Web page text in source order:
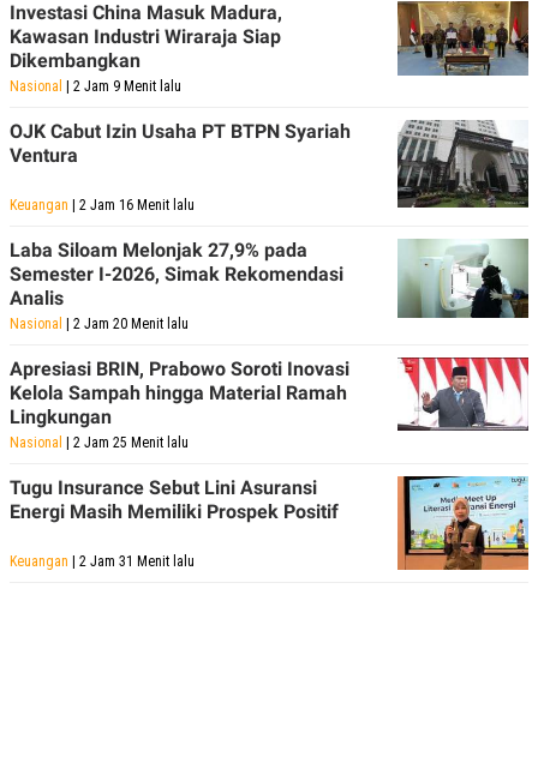
PRIVACY
POLICY
Investasi China Masuk Madura,
Kawasan Industri Wiraraja Siap
Dikembangkan
Nasional | 2 Jam 9 Menit lalu
OJK Cabut Izin Usaha PT BTPN Syariah
Ventura
Keuangan | 2 Jam 16 Menit lalu
Laba Siloam Melonjak 27,9% pada
Semester I-2026, Simak Rekomendasi
Analis
Nasional | 2 Jam 20 Menit lalu
Apresiasi BRIN, Prabowo Soroti Inovasi
Kelola Sampah hingga Material Ramah
Lingkungan
Nasional | 2 Jam 25 Menit lalu
Tugu Insurance Sebut Lini Asuransi
Energi Masih Memiliki Prospek Positif
Keuangan | 2 Jam 31 Menit lalu